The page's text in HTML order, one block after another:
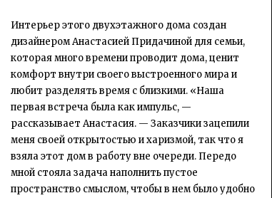
Интерьер этого двухэтажного дома создан
дизайнером Анастасией Придачиной для семьи,
которая много времени проводит дома, ценит
комфорт внутри своего выстроенного мира и
любит разделять время с близкими. «Наша
первая встреча была как импульс, —
рассказывает Анастасия. — Заказчики зацепили
меня своей открытостью и харизмой, так что я
взяла этот дом в работу вне очереди. Передо
мной стояла задача наполнить пустое
пространство смыслом, чтобы в нем было удобно